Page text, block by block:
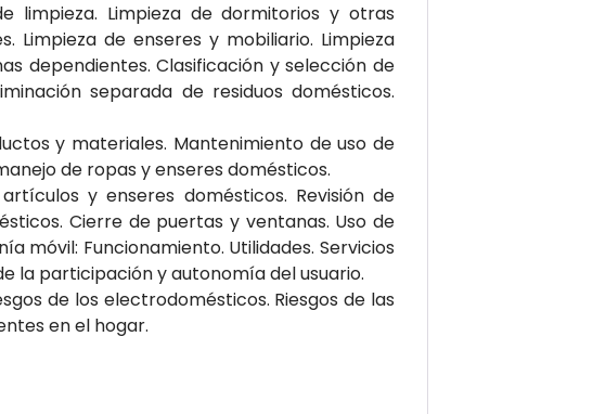
limpieza. Limpieza de dormitorios y otras
Limpieza de enseres y mobiliario. Limpieza
dependientes. Clasificación y selección de
separada de residuos domésticos.
y materiales. Mantenimiento de uso de
de ropas y enseres domésticos.
y enseres domésticos. Revisión de
Cierre de puertas y ventanas. Uso de
móvil: Funcionamiento. Utilidades. Servicios
la participación y autonomía del usuario.
de los electrodomésticos. Riesgos de las
en el hogar.